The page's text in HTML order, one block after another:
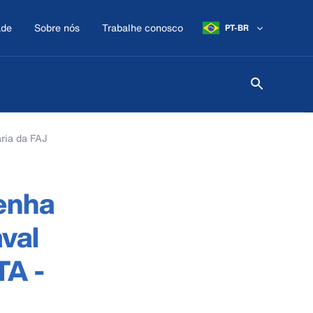
Sobre nós Trabalhe conosco PT-BR
da FAJ
-